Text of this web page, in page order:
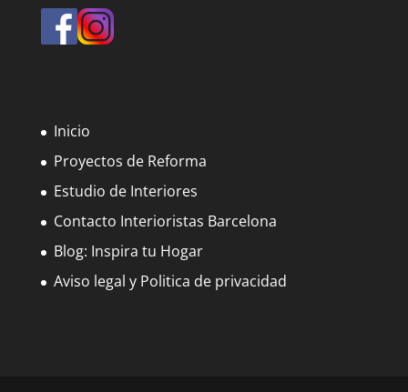
Inicio
Proyectos de Reforma
Estudio de Interiores
Contacto Interioristas Barcelona
Blog: Inspira tu Hogar
Aviso legal y Politica de privacidad